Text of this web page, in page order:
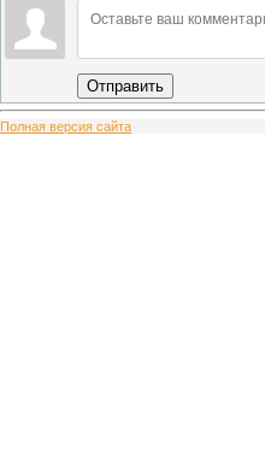
Отправить
Полная версия сайта